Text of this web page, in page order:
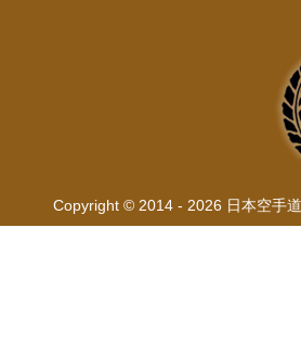
Copyright © 2014 - 2026 日本空手